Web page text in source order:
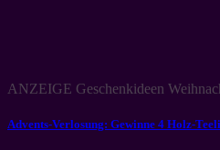
ANZEIGE Geschenkideen
Advents-Verlosung: Gewinne 4 Holz-